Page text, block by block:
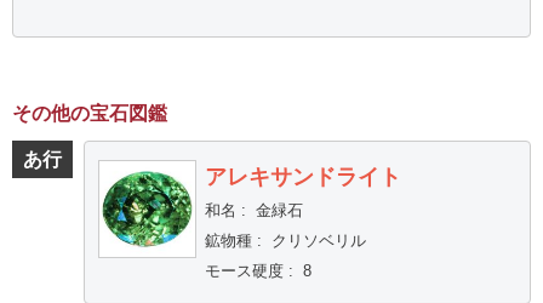
その他の宝石図鑑
あ行
アレキサンドライト
和名 : 金緑石
鉱物種:
クリソベリル
モース硬度: 8